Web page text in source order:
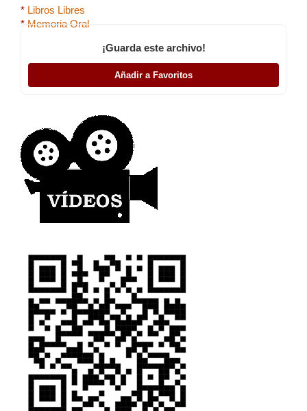
* Libros Libres
* Memoria Oral
¡Guarda este archivo!
Añadir a Favoritos